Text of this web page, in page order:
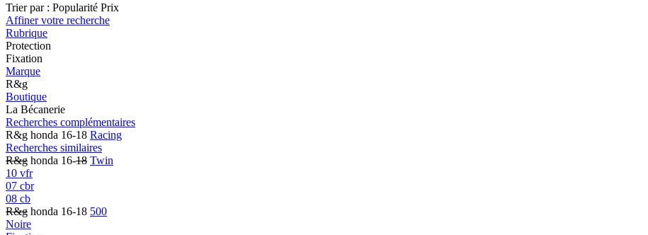
Trier par : Popularité Prix
Affiner votre recherche
Rubrique
Protection
Fixation
Marque
R&g
Boutique
La Bécanerie
Recherches complémentaires
R&g honda 16-18 Racing
Recherches similaires
R&g honda 16-18 Twin
10 vfr
07 cbr
08 cb
R&g honda 16-18 500
Noire